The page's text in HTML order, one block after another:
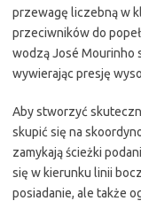
przewagę liczebną w
przeciwników do
wodzą José Mourinho
wywierając presję
Aby stworzyć
skupić się na
zamykają ścieżki
się w kierunku linii
posiadanie, ale także